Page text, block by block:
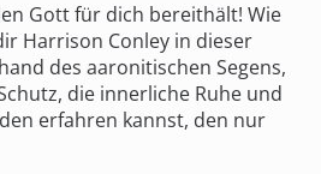
Gott für dich bereithält! Wie
Harrison Conley in dieser
des aaronitischen Segens,
die innerliche Ruhe und
erfahren kannst, den nur